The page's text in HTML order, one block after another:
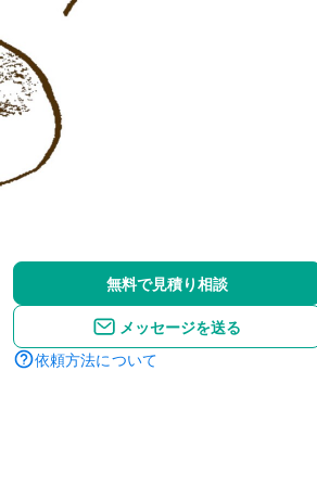
無料で見積り相談
メッセージを送る
依頼方法について